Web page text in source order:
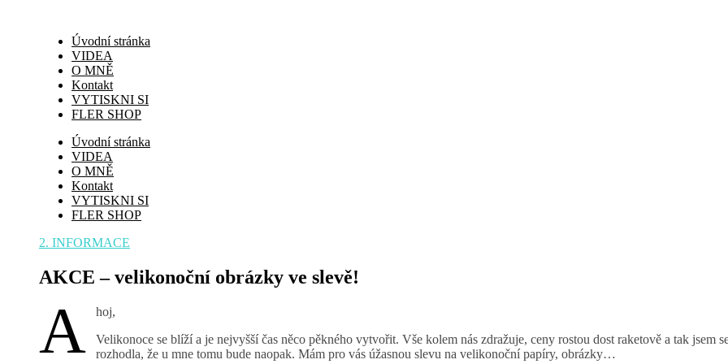
Úvodní stránka
VIDEA
O MNĚ
Kontakt
VYTISKNI SI
FLER SHOP
Úvodní stránka
VIDEA
O MNĚ
Kontakt
VYTISKNI SI
FLER SHOP
2. INFORMACE
AKCE – velikonoční obrázky ve slevě!
A
hoj,
Velikonoce se blíží a je nejvyšší čas něco pěkného vytvořit. Vše kolem nás zdražuje, ceny rostou dost raketově a tak jsem
rozhodla, že u mne tomu bude naopak. Mám pro vás úžasnou slevu na velikonoční papíry, obrázky…